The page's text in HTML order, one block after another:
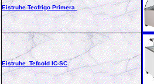
Eistruhe Tecfrigo Primera
Eistruhe Tefcold IC-SC